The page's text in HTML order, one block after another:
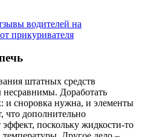
водителей на
прикуривателя
штатных средств
несравнимы. Доработать
и сноровка нужна, и элементы
что дополнительно
поскольку жидкости-то